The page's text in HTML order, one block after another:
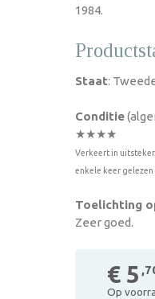
1984.
Staat:
Conditie
★★★★
Verkeert in
enkele keer
Toelichting
Zeer goed.
€ 5
Op